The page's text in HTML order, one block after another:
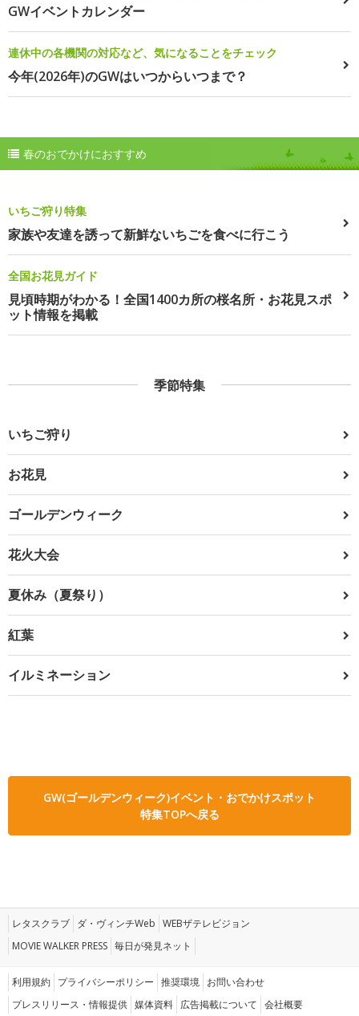
GWイベントカレンダー
連休中の各機関の対応など、気になることをチェック
今年(2026年)のGWはいつからいつまで？
春のおでかけにおすすめ
いちご狩り特集
家族や友達を誘って新鮮ないちごを食べに行こう
全国お花見ガイド
見頃時期がわかる！全国1400カ所の桜名所・お花見スポ
ット情報を掲載
季節特集
いちご狩り
お花見
ゴールデンウィーク
花火大会
夏休み（夏祭り）
紅葉
イルミネーション
GW(ゴールデンウィーク)イベント・おでかけスポット
特集TOPへ戻る
レタスクラブ ダ・ヴィンチWeb WEBザテレビジョン
MOVIE WALKER PRESS 毎日が発見ネット
利用規約 プライバシーポリシー 推奨環境 お問い合わせ
プレスリリース・情報提供 媒体資料 広告掲載について 会社概要